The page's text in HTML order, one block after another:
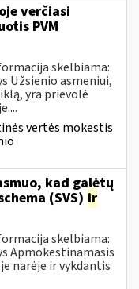
verčiasi
PVM
skelbiama:
Užsienio asmeniui,
yra prievolė
vertės mokestis
kad galėtų
(SVS) ir
skelbiama:
Apmokestinamasis
narėje ir vykdantis